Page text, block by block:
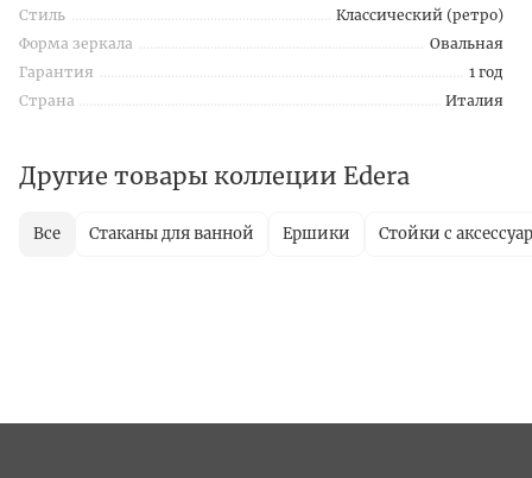
Стиль
Классический (ретро)
Форма зеркала
Овальная
Гарантия
1 год
Страна
Италия
Другие товары коллеции Edera
Все Стаканы для ванной Ершики Стойки с